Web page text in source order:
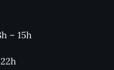
– 15h